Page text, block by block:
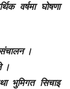
वर्षमा घोषणा
संचालन ।
।
भुमिगत सिचाइ